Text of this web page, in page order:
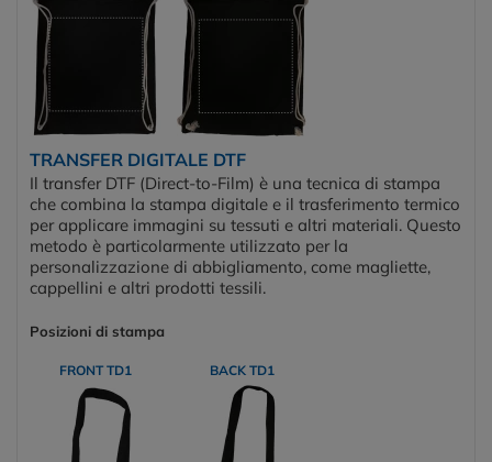
TRANSFER DIGITALE DTF
Il transfer DTF (Direct-to-Film) è una tecnica di stampa
che combina la stampa digitale e il trasferimento termico
per applicare immagini su tessuti e altri materiali. Questo
metodo è particolarmente utilizzato per la
personalizzazione di abbigliamento, come magliette,
cappellini e altri prodotti tessili.
Posizioni di stampa
FRONT TD1 BACK TD1